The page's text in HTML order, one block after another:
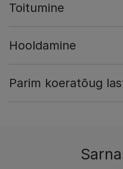
Toitumine
Hooldamine
Parim koeratõug